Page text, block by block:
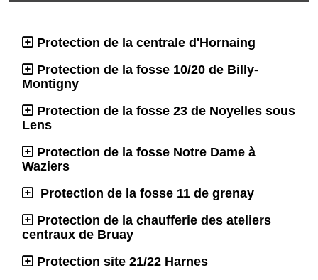
Protection de la centrale d'Hornaing
Protection de la fosse 10/20 de Billy-
Montigny
Protection de la fosse 23 de Noyelles sous
Lens
Protection de la fosse Notre Dame à
Waziers
Protection de la fosse 11 de grenay
Protection de la chaufferie des ateliers
centraux de Bruay
Protection site 21/22 Harnes